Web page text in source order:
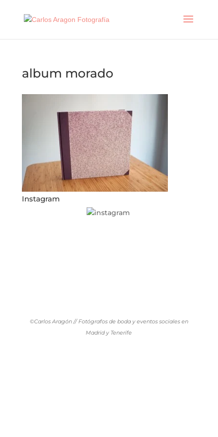
album morado
Instagram
©Carlos Aragón // Fotógrafos de boda y eventos sociales en
Madrid y Tenerife